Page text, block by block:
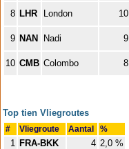
8 LHR London 10
9 NAN Nadi 9
10 CMB Colombo 8
Top tien Vliegroutes
# Vliegroute Aantal %
1 FRA-BKK 4 2,0 %